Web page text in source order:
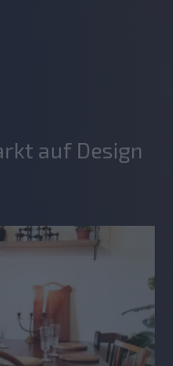
auf Design